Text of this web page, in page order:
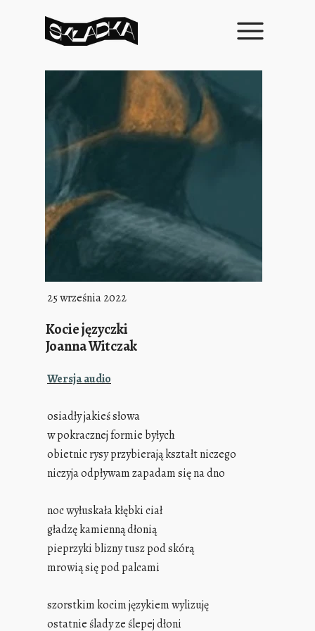
25 września 2022
Kocie języczki
Joanna Witczak
Wersja audio
osiadły jakieś słowa
w pokracznej formie byłych
obietnic rysy przybierają kształt niczego
niczyja odpływam zapadam się na dno
noc wyłuskała kłębki ciał
gładzę kamienną dłonią
pieprzyki blizny tusz pod skórą
mrowią się pod palcami
szorstkim kocim językiem wylizuję
ostatnie ślady ze ślepej dłoni